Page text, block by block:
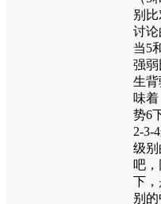
别
讨论
当5
强
生
味
势6
2-3-
级
吧
下，
别